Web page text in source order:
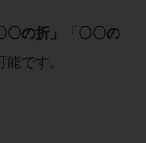
〇の折」「〇〇の
です。